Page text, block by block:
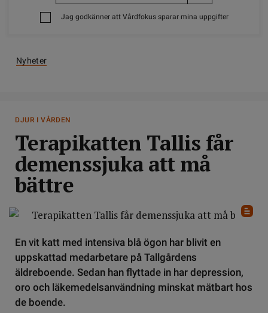
Jag godkänner att Vårdfokus sparar mina uppgifter
Nyheter
DJUR I VÅRDEN
Terapikatten Tallis får
demenssjuka att må
bättre
En vit katt med intensiva blå ögon har blivit en
uppskattad medarbetare på Tallgårdens
äldreboende. Sedan han flyttade in har depression,
oro och läkemedelsanvändning minskat mätbart hos
de boende.